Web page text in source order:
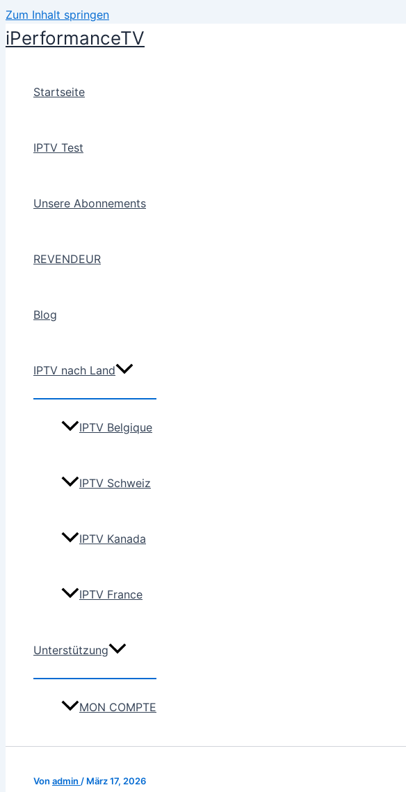
Zum Inhalt springen
iPerformanceTV
Startseite
IPTV Test
Unsere Abonnements
REVENDEUR
Blog
IPTV nach Land
IPTV Belgique
IPTV Schweiz
IPTV Kanada
IPTV France
Unterstützung
MON COMPTE
Von admin / März 17, 2026